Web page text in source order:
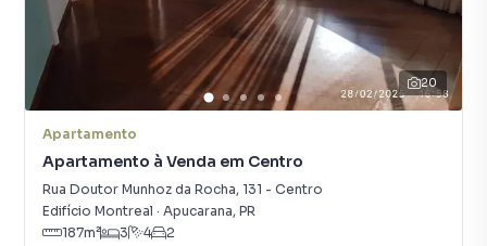
20
Apartamento
Apartamento à Venda em Centro
Rua Doutor Munhoz da Rocha, 131 - Centro
Edifício Montreal · Apucarana, PR
187m² 3 4 2